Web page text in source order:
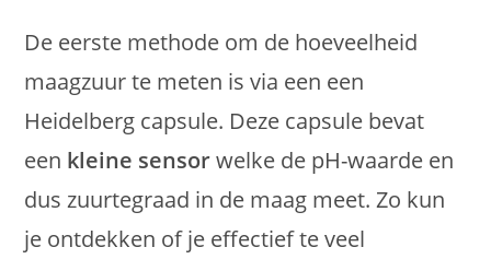
De eerste methode om de hoeveelheid
maagzuur te meten is via een een
Heidelberg capsule. Deze capsule bevat
een kleine sensorwelke de pH-waarde en
dus zuurtegraad in de maag meet. Zo kun
je ontdekken of je effectief te veel